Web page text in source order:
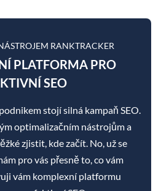
RANKTRACKER
PLATFORMA PRO
SEO
stojí silná kampaň SEO.
optimalizačním nástrojům a
zjistit, kde začít. No, už se
pro vás přesně to, co vám
vám komplexní platformu